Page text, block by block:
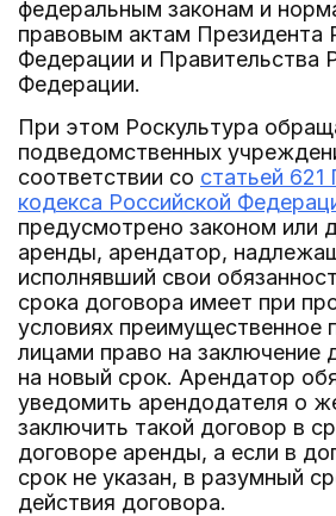
федеральным законам и
правовым актам Президента
Федерации и Правительства
Федерации.
При этом Роскультура
подведомственных
соответствии со статьей 621
кодекса Российской
предусмотрено законом или
аренды, арендатор,
исполнявший свои
срока договора имеет при
условиях преимущественное
лицами право на заключение
на новый срок. Арендатор
уведомить арендодателя о
заключить такой договор в
договоре аренды, а если в
срок не указан, в разумный
действия договора.